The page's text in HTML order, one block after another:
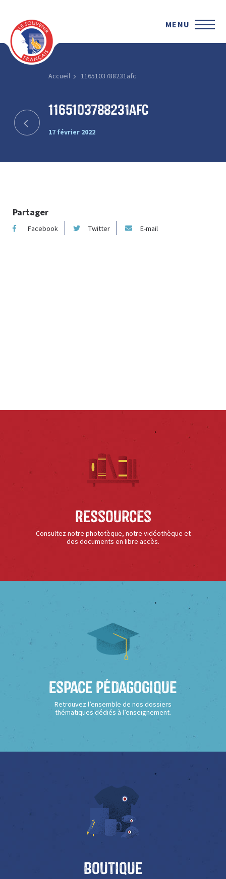
MENU
Accueil 1165103788231afc
1165103788231afc
17 février 2022
Partager
Facebook Twitter E-mail
Ressources
Consultez notre phototèque, notre vidéothèque et
des documents en libre accès.
Espace Pédagogique
Retrouvez l’ensemble de nos dossiers
thématiques dédiés à l’enseignement.
Boutique